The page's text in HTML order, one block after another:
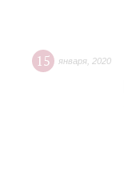
15 января 2020